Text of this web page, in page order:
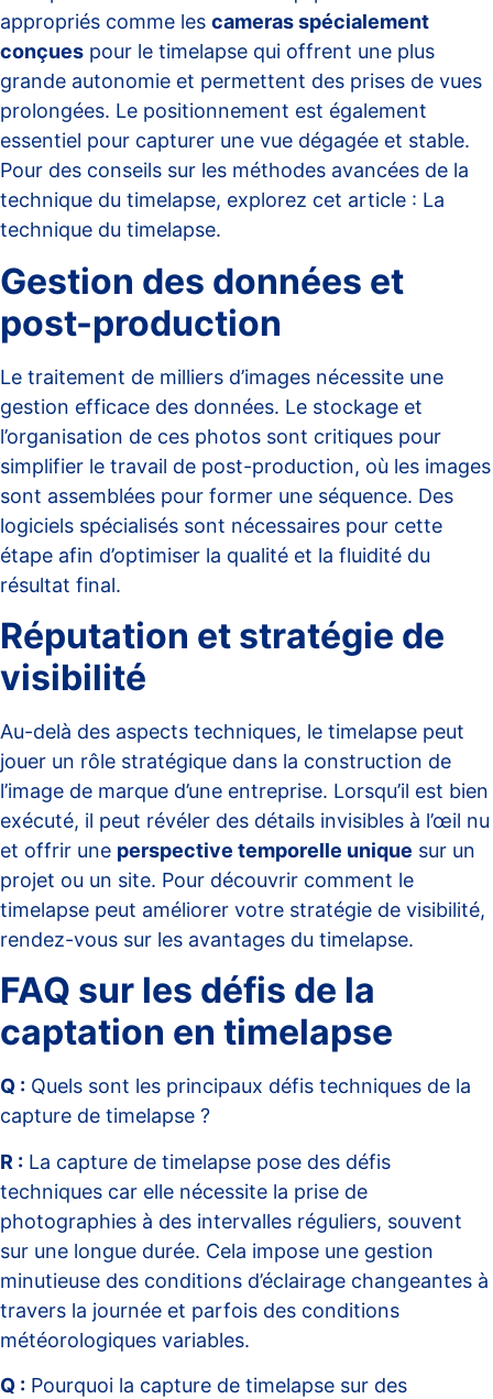
appropriés comme les cameras spécialement
conçues pour le timelapse qui offrent une plus
grande autonomie et permettent des prises de vues
prolongées. Le positionnement est également
essentiel pour capturer une vue dégagée et stable.
Pour des conseils sur les méthodes avancées de la
technique du timelapse, explorez cet article : La
technique du timelapse.
Gestion des données et
post-production
Le traitement de milliers d’images nécessite une
gestion efficace des données. Le stockage et
l’organisation de ces photos sont critiques pour
simplifier le travail de post-production, où les images
sont assemblées pour former une séquence. Des
logiciels spécialisés sont nécessaires pour cette
étape afin d’optimiser la qualité et la fluidité du
résultat final.
Réputation et stratégie de
visibilité
Au-delà des aspects techniques, le timelapse peut
jouer un rôle stratégique dans la construction de
l’image de marque d’une entreprise. Lorsqu’il est bien
exécuté, il peut révéler des détails invisibles à l’œil nu
et offrir une perspective temporelle unique sur un
projet ou un site. Pour découvrir comment le
timelapse peut améliorer votre stratégie de visibilité,
rendez-vous sur les avantages du timelapse.
FAQ sur les défis de la
captation en timelapse
Q : Quels sont les principaux défis techniques de la
capture de timelapse ?
R : La capture de timelapse pose des défis
techniques car elle nécessite la prise de
photographies à des intervalles réguliers, souvent
sur une longue durée. Cela impose une gestion
minutieuse des conditions d’éclairage changeantes à
travers la journée et parfois des conditions
météorologiques variables.
Q : Pourquoi la capture de timelapse sur des